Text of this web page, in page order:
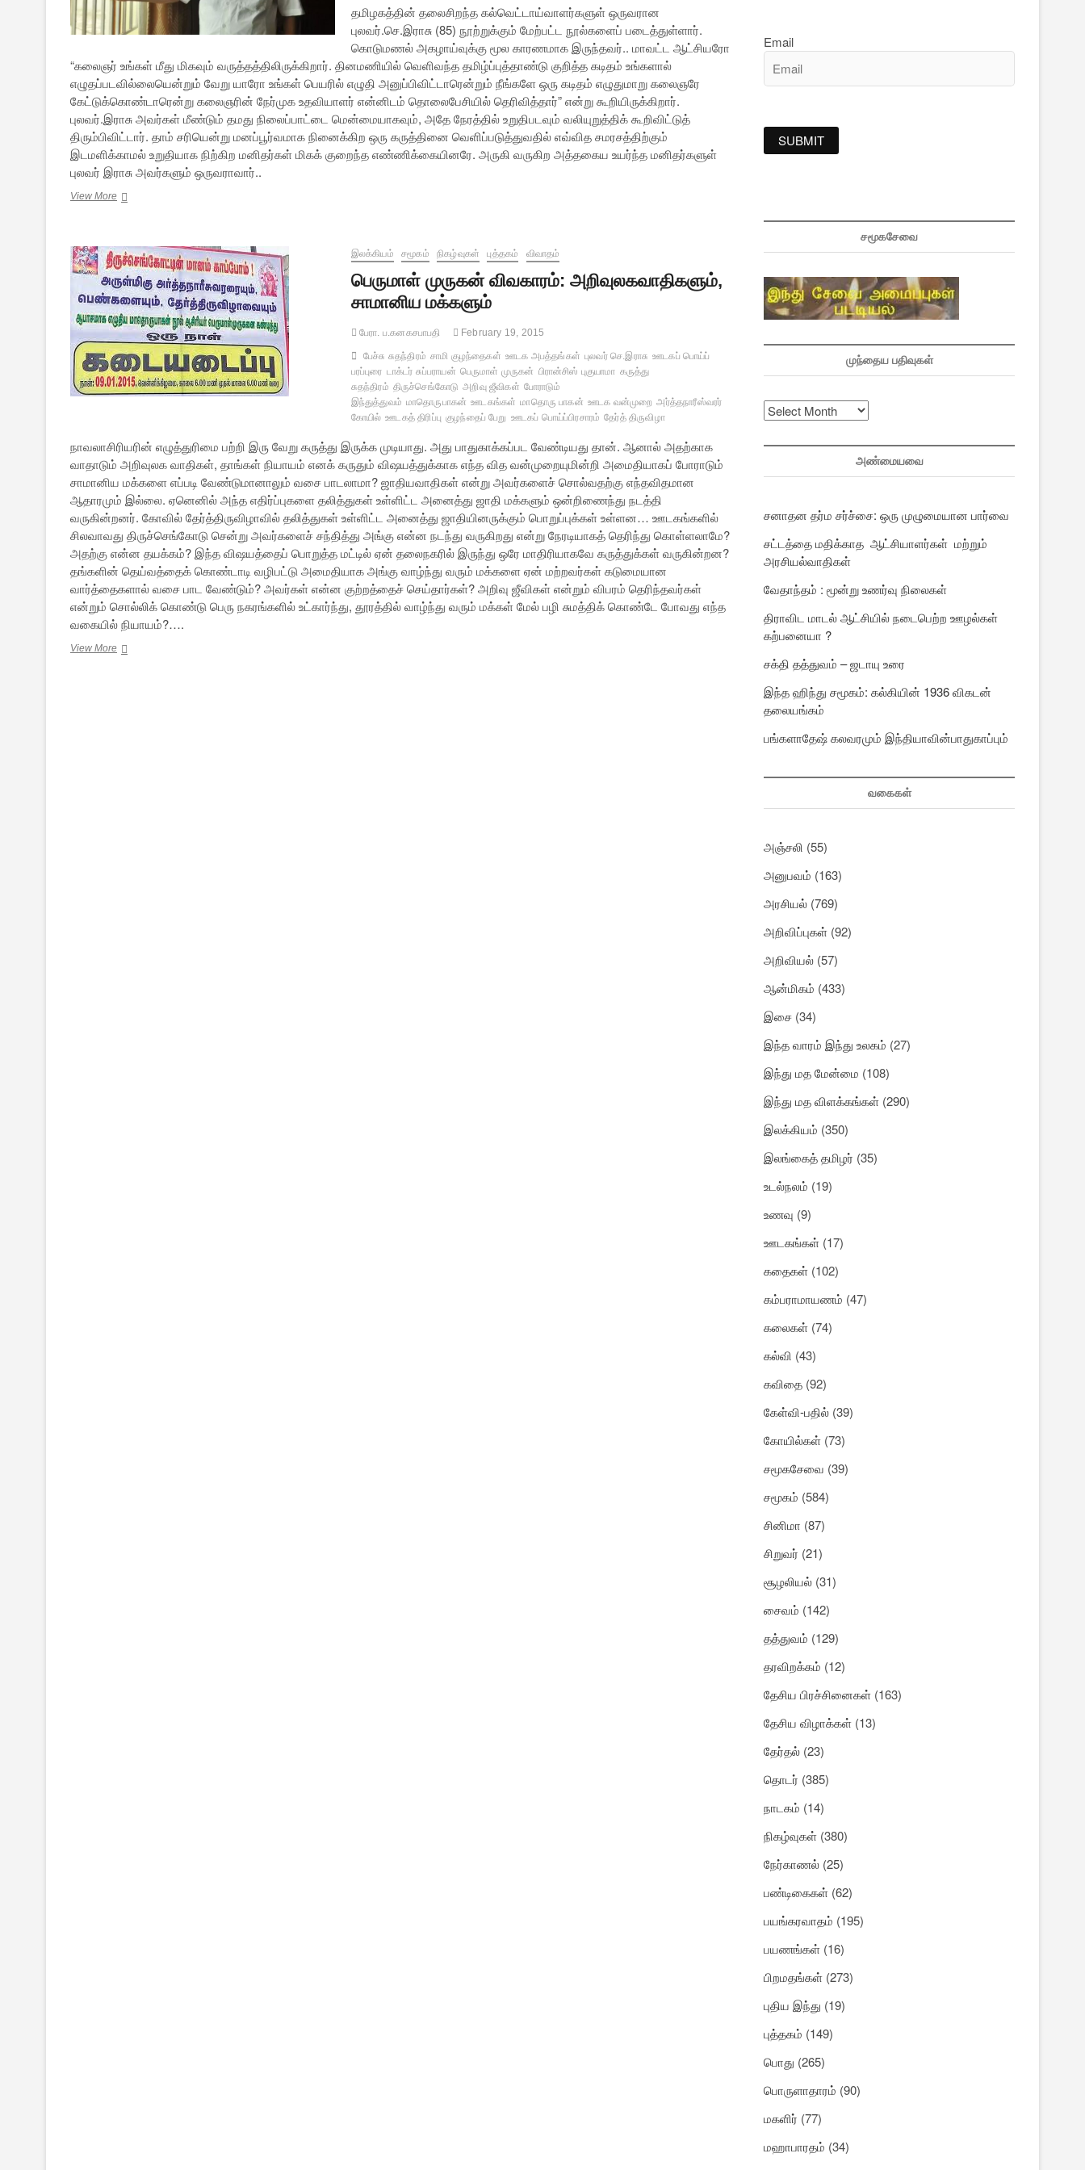
தமிழகத்தின் தலைசிறந்த கல்வெட்டாய்வாளர்களுள் ஒருவரான
புலவர்.செ.இராசு (85) நூற்றுக்கும் மேற்பட்ட நூல்களைப் படைத்துள்ளார்.
கொடுமணல் அகழாய்வுக்கு மூல காரணமாக இருந்தவர்.. மாவட்ட ஆட்சியரோ
“கலைஞர் உங்கள் மீது மிகவும் வருத்தத்திலிருக்கிறார். தினமணியில் வெளிவந்த தமிழ்ப்புத்தாண்டு குறித்த கடிதம் உங்களால்
எழுதப்படவில்லையென்றும் வேறு யாரோ உங்கள் பெயரில் எழுதி அனுப்பிவிட்டாரென்றும் நீங்களே ஒரு கடிதம் எழுதுமாறு கலைஞரே
கேட்டுக்கொண்டாரென்று கலைஞரின் நேர்முக உதவியாளர் என்னிடம் தொலைபேசியில் தெரிவித்தார்” என்று கூறியிருக்கிறார்.
புலவர்.இராசு அவர்கள் மீண்டும் தமது நிலைப்பாட்டை மென்மையாகவும், அதே நேரத்தில் உறுதிபடவும் வலியுறுத்திக் கூறிவிட்டுத்
திரும்பிவிட்டார். தாம் சரியென்று மனப்பூர்வமாக நினைக்கிற ஒரு கருத்தினை வெளிப்படுத்துவதில் எவ்வித சமரசத்திற்கும்
இடமளிக்காமல் உறுதியாக நிற்கிற மனிதர்கள் மிகக் குறைந்த எண்ணிக்கையினரே. அருகி வருகிற அத்தகைய உயர்ந்த மனிதர்களுள்
புலவர் இராசு அவர்களும் ஒருவராவார்..
View Moreஅஞ்சலி:
இலக்கியம்
சமூகம் நிகழ்வுகள் புத்தகம் விவாதம்
பெருமாள் முருகன் விவகாரம்: அறிவுலகவாதிகளும்,
சாமானிய மக்களும்
பேரா. ப.கனகசபாபதி February 19, 2015
பேச்சு சுதந்திரம் சாமி குழந்தைகள் ஊடக அபத்தங்கள் புலவர் செ.இராசு ஊடகப் பொய்ப்
பரப்புரை டாக்டர் சுப்பராயன் பெருமாள் முருகன் பிரான்சிஸ் புகுயாமா கருத்து
சுதந்திரம் திருச்செங்கோடு அறிவு ஜீவிகள் போராடும்
இந்துத்துவம் மாதொருபாகன் ஊடகங்கள் மாதொரு பாகன் ஊடக வன்முறை அர்த்தநாரீஸ்வரர்
கோயில் ஊடகத் திரிப்பு குழந்தைப் பேறு ஊடகப் பொய்ப்பிரசாரம் தேர்த் திருவிழா
நாவலாசிரியரின் எழுத்துரிமை பற்றி இரு வேறு கருத்து இருக்க முடியாது. அது பாதுகாக்கப்பட வேண்டியது தான். ஆனால் அதற்காக
வாதாடும் அறிவுலக வாதிகள், தாங்கள் நியாயம் எனக் கருதும் விஷயத்துக்காக எந்த வித வன்முறையுமின்றி அமைதியாகப் போராடும்
சாமானிய மக்களை எப்படி வேண்டுமானாலும் வசை பாடலாமா? ஜாதியவாதிகள் என்று அவர்களைச் சொல்வதற்கு எந்தவிதமான
ஆதாரமும் இல்லை. ஏனெனில் அந்த எதிர்ப்புகளை தலித்துகள் உள்ளிட்ட அனைத்து ஜாதி மக்களும் ஒன்றிணைந்து நடத்தி
வருகின்றனர். கோவில் தேர்த்திருவிழாவில் தலித்துகள் உள்ளிட்ட அனைத்து ஜாதியினருக்கும் பொறுப்புக்கள் உள்ளன… ஊடகங்களில்
சிலவாவது திருச்செங்கோடு சென்று அவர்களைச் சந்தித்து அங்கு என்ன நடந்து வருகிறது என்று நேரடியாகத் தெரிந்து கொள்ளலாமே?
அதற்கு என்ன தயக்கம்? இந்த விஷயத்தைப் பொறுத்த மட்டில் ஏன் தலைநகரில் இருந்து ஒரே மாதிரியாகவே கருத்துக்கள் வருகின்றன?
தங்களின் தெய்வத்தைக் கொண்டாடி வழிபட்டு அமைதியாக அங்கு வாழ்ந்து வரும் மக்களை ஏன் மற்றவர்கள் கடுமையான
வார்த்தைகளால் வசை பாட வேண்டும்? அவர்கள் என்ன குற்றத்தைச் செய்தார்கள்? அறிவு ஜீவிகள் என்றும் விபரம் தெரிந்தவர்கள்
என்றும் சொல்லிக் கொண்டு பெரு நகரங்களில் உட்கார்ந்து, தூரத்தில் வாழ்ந்து வரும் மக்கள் மேல் பழி சுமத்திக் கொண்டே போவது எந்த
வகையில் நியாயம்?….
View Moreபெருமாள்
Email
சமூகசேவை
முந்தைய பதிவுகள்
முந்தைய
பதிவுகள்
அண்மையவை
சனாதன தர்ம சர்ச்சை: ஒரு முழுமையான பார்வை
சட்டத்தை மதிக்காத ஆட்சியாளர்கள் மற்றும்
அரசியல்வாதிகள்
வேதாந்தம் : மூன்று உணர்வு நிலைகள்
திராவிட மாடல் ஆட்சியில் நடைபெற்ற ஊழல்கள்
கற்பனையா ?
சக்தி தத்துவம் – ஜடாயு உரை
இந்த ஹிந்து சமூகம்: கல்கியின் 1936 விகடன்
தலையங்கம்
பங்களாதேஷ் கலவரமும் இந்தியாவின்பாதுகாப்பும்
வகைகள்
அஞ்சலி (55)
அனுபவம் (163)
அரசியல் (769)
அறிவிப்புகள் (92)
அறிவியல் (57)
ஆன்மிகம் (433)
இசை (34)
இந்த வாரம் இந்து உலகம் (27)
இந்து மத மேன்மை (108)
இந்து மத விளக்கங்கள் (290)
இலக்கியம் (350)
இலங்கைத் தமிழர் (35)
உடல்நலம் (19)
உணவு (9)
ஊடகங்கள் (17)
கதைகள் (102)
கம்பராமாயணம் (47)
கலைகள் (74)
கல்வி (43)
கவிதை (92)
கேள்வி-பதில் (39)
கோயில்கள் (73)
சமூகசேவை (39)
சமூகம் (584)
சினிமா (87)
சிறுவர் (21)
சூழலியல் (31)
சைவம் (142)
தத்துவம் (129)
தரவிறக்கம் (12)
தேசிய பிரச்சினைகள் (163)
தேசிய விழாக்கள் (13)
தேர்தல் (23)
தொடர் (385)
நாடகம் (14)
நிகழ்வுகள் (380)
நேர்காணல் (25)
பண்டிகைகள் (62)
பயங்கரவாதம் (195)
பயணங்கள் (16)
பிறமதங்கள் (273)
புதிய இந்து (19)
புத்தகம் (149)
பொது (265)
பொருளாதாரம் (90)
மகளிர் (77)
மஹாபாரதம் (34)